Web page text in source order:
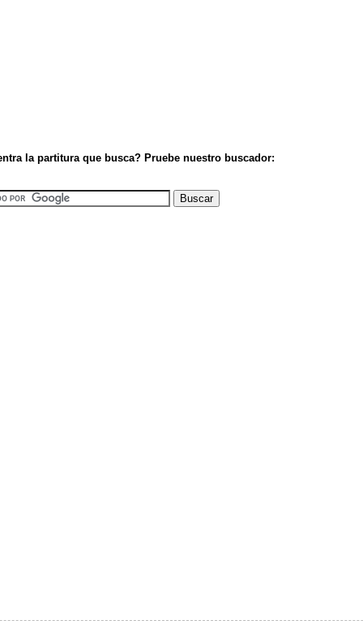
la partitura que busca? Pruebe nuestro buscador: